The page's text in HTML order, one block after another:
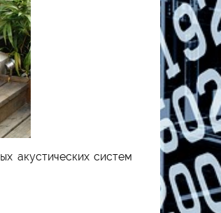
акустических систем